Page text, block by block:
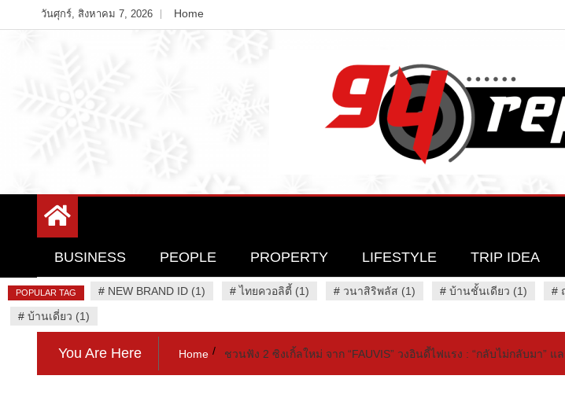
to
วันศุกร์, สิงหาคม 7, 2026 Home
94 Report.com
BUSINESS PEOPLE PROPERTY LIFESTYLE TRIP IDEA
POPULAR TAG # NEW BRAND ID (1) #ไทยควอลิตี้ (1) # วนาสิริพลัส (1) # บ้านชั้นเดียว (1) #
# บ้านเดี่ยว (1)
You Are Here Home ชวนฟัง 2 ซิงเกิ้ลใหม่ จาก “FAUVIS” วงอินดี้ไฟแรง : “กลับไม่กลับมา” แ